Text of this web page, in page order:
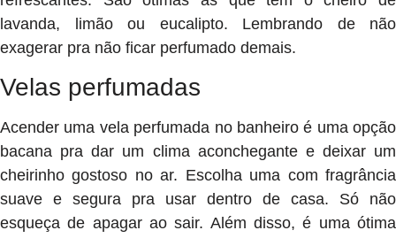
lavanda, limão ou eucalipto. Lembrando de não
exagerar pra não ficar perfumado demais.
Velas perfumadas
Acender uma vela perfumada no banheiro é uma opção
bacana pra dar um clima aconchegante e deixar um
cheirinho gostoso no ar. Escolha uma com fragrância
suave e segura pra usar dentro de casa. Só não
esqueça de apagar ao sair. Além disso, é uma ótima